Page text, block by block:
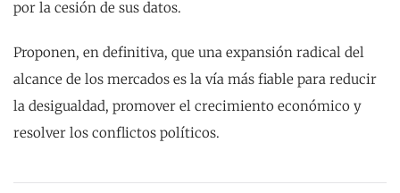
por la cesión de sus datos.
Proponen, en definitiva, que una expansión radical del
alcance de los mercados es la vía más fiable para reducir
la desigualdad, promover el crecimiento económico y
resolver los conflictos políticos.